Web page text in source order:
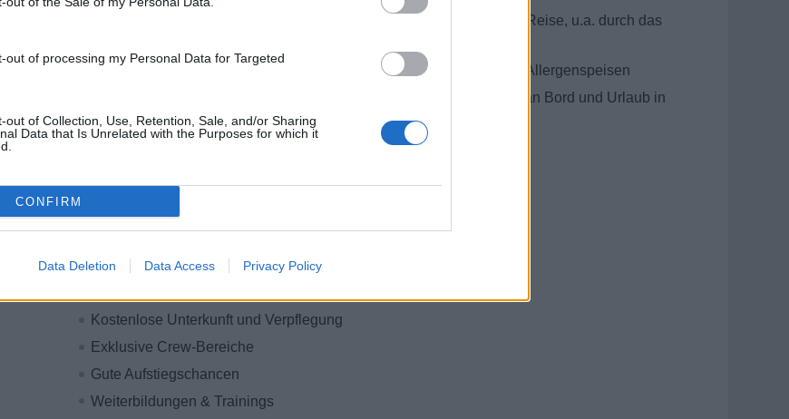
out of processing my Personal Data for Targeted
out of Collection, Use, Retention, Sale, and/or Sharing
Data that Is Unrelated with the Purposes for which it
CONFIRM
Data Deletion Data Access Privacy Policy
Kontinuierliche Unterstützung und Beratung der Gäste während der Reise, u.a. durch das
Aktive Mitarbeit und Unterstützung in der Zubereitung von Diät- und Allergenspeisen
Vertragslänge: 12 Monate mit einem Wechsel zwischen Einsatzzeit an Bord und Urlaub in
definierten Abständen.
Das bieten wir dir:
Bezahlte An- & Abreise
Kostenlose Unterkunft und Verpflegung
Exklusive Crew-Bereiche
Gute Aufstiegschancen
Weiterbildungen & Trainings